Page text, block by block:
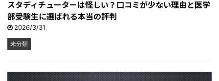
スタディチューターは怪しい？口コミが少ない理由と医学
部受験生に選ばれる本当の評判
2026/3/31
未分類